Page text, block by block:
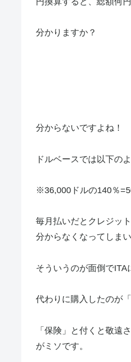
分かりますか？
分からないですよね！
ドルベースでは以下の
※36,000ドルの140％
毎月払いだとクレジッ
分からなくなってしまい
そういうのが面倒でITA
代わりに購入したのが
「保険」と付くと敬遠
がミソです。